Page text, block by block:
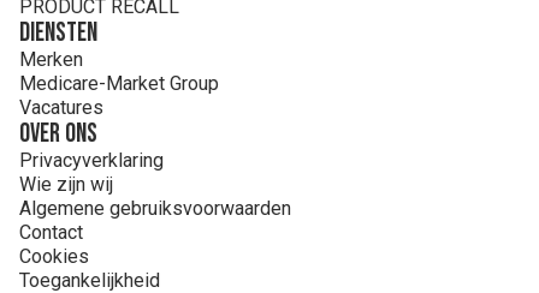
PRODUCT RECALL
Diensten
Merken
Medicare-Market Group
Vacatures
Over ons
Privacyverklaring
Wie zijn wij
Algemene gebruiksvoorwaarden
Contact
Cookies
Toegankelijkheid